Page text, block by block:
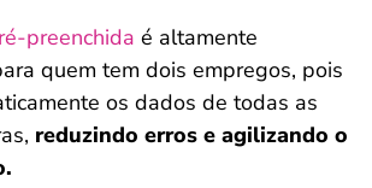
preenchida é altamente
quem tem dois empregos, pois
os dados de todas as
reduzindo erros e agilizando o